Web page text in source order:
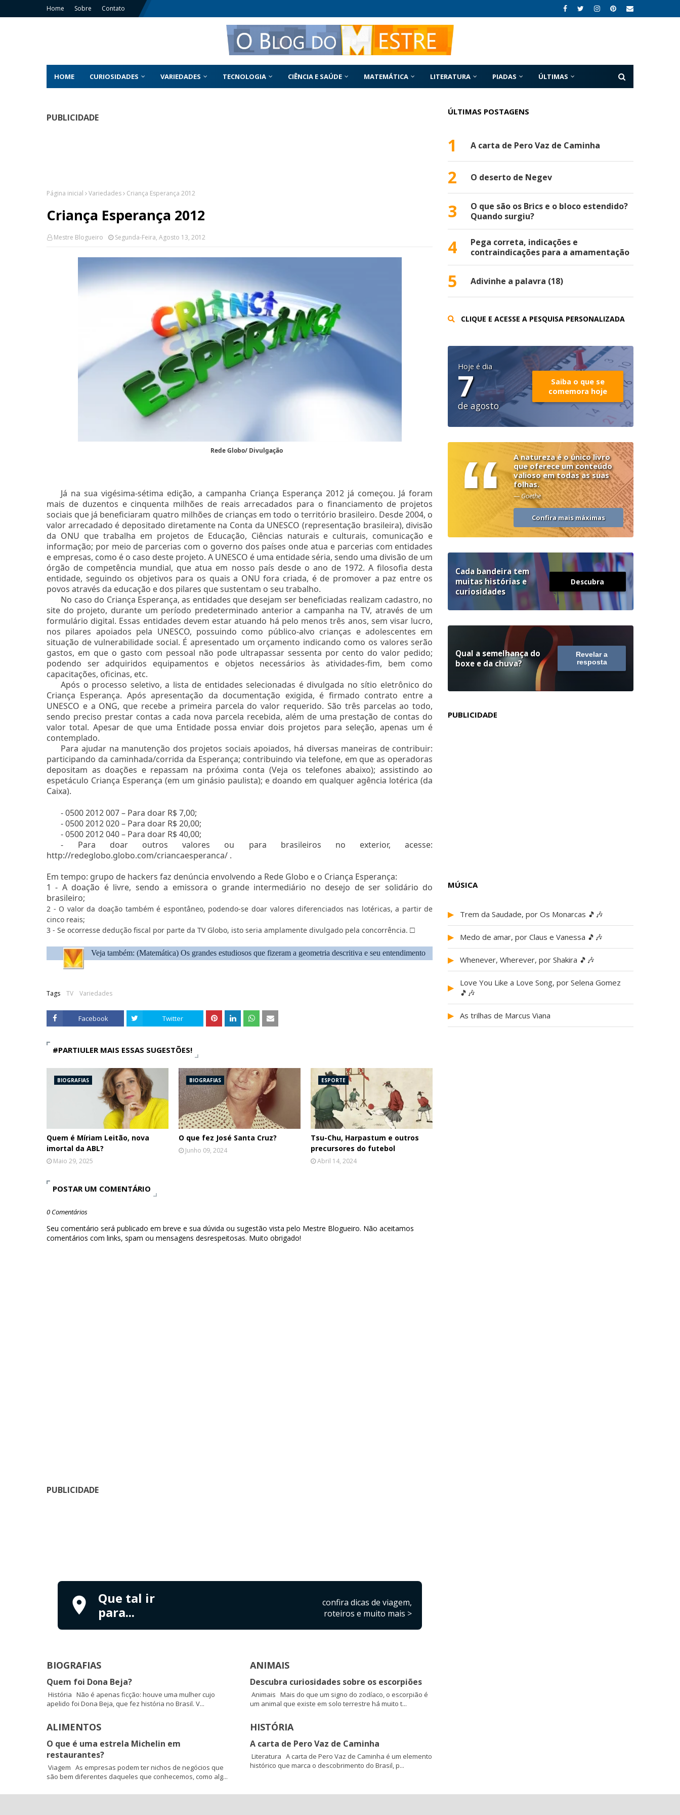
Home Sobre Contato
HOME CURIOSIDADES VARIEDADES TECNOLOGIA CIÊNCIA E SAÚDE MATEMÁTICA LITERATURA PIADAS ÚLTIMAS
PUBLICIDADE
Página inicial Variedades Criança Esperança 2012
Criança Esperança 2012
Mestre Blogueiro Segunda-Feira, Agosto 13, 2012
Rede Globo/ Divulgação
Já na sua vigésima-sétima edição, a campanha Criança Esperança 2012 já começou. Já foram
mais de duzentos e cinquenta milhões de reais arrecadados para o financiamento de projetos
sociais que já beneficiaram quatro milhões de crianças em todo o território brasileiro. Desde 2004, o
valor arrecadado é depositado diretamente na Conta da UNESCO (representação brasileira), divisão
da ONU que trabalha em projetos de Educação, Ciências naturais e culturais, comunicação e
informação; por meio de parcerias com o governo dos países onde atua e parcerias com entidades
e empresas, como é o caso deste projeto. A UNESCO é uma entidade séria, sendo uma divisão de um
órgão de competência mundial, que atua em nosso país desde o ano de 1972. A filosofia desta
entidade, seguindo os objetivos para os quais a ONU fora criada, é de promover a paz entre os
povos através da educação e dos pilares que sustentam o seu trabalho.
No caso do Criança Esperança, as entidades que desejam ser beneficiadas realizam cadastro, no
site do projeto, durante um período predeterminado anterior a campanha na TV, através de um
formulário digital. Essas entidades devem estar atuando há pelo menos três anos, sem visar lucro,
nos pilares apoiados pela UNESCO, possuindo como público-alvo crianças e adolescentes em
situação de vulnerabilidade social. É apresentado um orçamento indicando como os valores serão
gastos, em que o gasto com pessoal não pode ultrapassar sessenta por cento do valor pedido;
podendo ser adquiridos equipamentos e objetos necessários às atividades-fim, bem como
capacitações, oficinas, etc.
Após o processo seletivo, a lista de entidades selecionadas é divulgada no sítio eletrônico do
Criança Esperança. Após apresentação da documentação exigida, é firmado contrato entre a
UNESCO e a ONG, que recebe a primeira parcela do valor requerido. São três parcelas ao todo,
sendo preciso prestar contas a cada nova parcela recebida, além de uma prestação de contas do
valor total. Apesar de que uma Entidade possa enviar dois projetos para seleção, apenas um é
contemplado.
Para ajudar na manutenção dos projetos sociais apoiados, há diversas maneiras de contribuir:
participando da caminhada/corrida da Esperança; contribuindo via telefone, em que as operadoras
depositam as doações e repassam na próxima conta (Veja os telefones abaixo); assistindo ao
espetáculo Criança Esperança (em um ginásio paulista); e doando em qualquer agência lotérica (da
Caixa).
- 0500 2012 007 – Para doar R$ 7,00;
- 0500 2012 020 – Para doar R$ 20,00;
- 0500 2012 040 – Para doar R$ 40,00;
- Para doar outros valores ou para brasileiros no exterior, acesse:
http://redeglobo.globo.com/criancaesperanca/ .
Em tempo: grupo de hackers faz denúncia envolvendo a Rede Globo e o Criança Esperança:
1 - A doação é livre, sendo a emissora o grande intermediário no desejo de ser solidário do
brasileiro;
2 - O valor da doação também é espontâneo, podendo-se doar valores diferenciados nas lotéricas, a partir de
cinco reais;
3 - Se ocorresse dedução fiscal por parte da TV Globo, isto seria amplamente divulgado pela concorrência. □
Veja também: (Matemática)Os grandes estudiosos que fizeram a geometria descritiva e seu entendimento
Tags TV Variedades
Facebook Twitter
#PARTIULER MAIS ESSAS SUGESTÕES!
BIOGRAFIAS
Quem é Míriam Leitão, nova
imortal da ABL?
Maio 29, 2025
BIOGRAFIAS
O que fez José Santa Cruz?
Junho 09, 2024
ESPORTE
Tsu-Chu, Harpastum e outros
precursores do futebol
Abril 14, 2024
POSTAR UM COMENTÁRIO
0 Comentários
Seu comentário será publicado em breve e sua dúvida ou sugestão vista pelo Mestre Blogueiro. Não aceitamos
comentários com links, spam ou mensagens desrespeitosas. Muito obrigado!
PUBLICIDADE
Que tal ir
para...
confira dicas de viagem,
roteiros e muito mais >
BIOGRAFIAS
Quem foi Dona Beja?
História Não é apenas ficção: houve uma mulher cujo
apelido foi Dona Beja, que fez história no Brasil. V...
ALIMENTOS
O que é uma estrela Michelin em
restaurantes?
Viagem As empresas podem ter nichos de negócios que
são bem diferentes daqueles que conhecemos, como alg...
ANIMAIS
Descubra curiosidades sobre os escorpiões
Animais Mais do que um signo do zodíaco, o escorpião é
um animal que existe em solo terrestre há muito t...
HISTÓRIA
A carta de Pero Vaz de Caminha
Literatura A carta de Pero Vaz de Caminha é um elemento
histórico que marca o descobrimento do Brasil, p...
ÚLTIMAS POSTAGENS
1 A carta de Pero Vaz de Caminha
2 O deserto de Negev
3
O que são os Brics e o bloco estendido?
Quando surgiu?
4
Pega correta, indicações e
contraindicações para a amamentação
5 Adivinhe a palavra (18)
CLIQUE E ACESSE A PESQUISA PERSONALIZADA
Hoje é dia
7
de agosto
Saiba o que se
comemora hoje
“
A natureza é o único livro
que oferece um conteúdo
valioso em todas as suas
folhas.
— Goethe
Confira mais máximas
Cada bandeira tem
muitas histórias e
curiosidades
Descubra
Qual a semelhança do
boxe e da chuva?
Revelar a
resposta
PUBLICIDADE
MÚSICA
▶ Trem da Saudade, por Os Monarcas 🎵🎶
▶ Medo de amar, por Claus e Vanessa 🎵🎶
▶ Whenever, Wherever, por Shakira 🎵🎶
▶
Love You Like a Love Song, por Selena Gomez
🎵🎶
▶ As trilhas de Marcus Viana